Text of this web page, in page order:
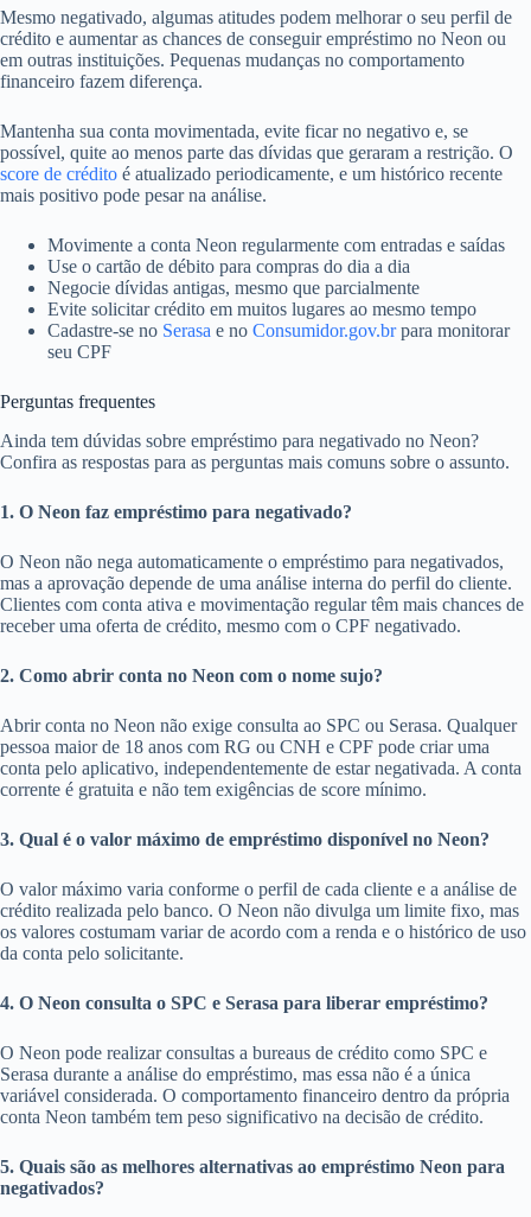
Mesmo negativado, algumas atitudes podem melhorar o seu perfil de
crédito e aumentar as chances de conseguir empréstimo no Neon ou
em outras instituições. Pequenas mudanças no comportamento
financeiro fazem diferença.
Mantenha sua conta movimentada, evite ficar no negativo e, se
possível, quite ao menos parte das dívidas que geraram a restrição. O
score de crédito é atualizado periodicamente, e um histórico recente
mais positivo pode pesar na análise.
Movimente a conta Neon regularmente com entradas e saídas
Use o cartão de débito para compras do dia a dia
Negocie dívidas antigas, mesmo que parcialmente
Evite solicitar crédito em muitos lugares ao mesmo tempo
Cadastre-se no Serasa e no Consumidor.gov.brpara monitorar
seu CPF
Perguntas frequentes
Ainda tem dúvidas sobre empréstimo para negativado no Neon?
Confira as respostas para as perguntas mais comuns sobre o assunto.
1. O Neon faz empréstimo para negativado?
O Neon não nega automaticamente o empréstimo para negativados,
mas a aprovação depende de uma análise interna do perfil do cliente.
Clientes com conta ativa e movimentação regular têm mais chances de
receber uma oferta de crédito, mesmo com o CPF negativado.
2. Como abrir conta no Neon com o nome sujo?
Abrir conta no Neon não exige consulta ao SPC ou Serasa. Qualquer
pessoa maior de 18 anos com RG ou CNH e CPF pode criar uma
conta pelo aplicativo, independentemente de estar negativada. A conta
corrente é gratuita e não tem exigências de score mínimo.
3. Qual é o valor máximo de empréstimo disponível no Neon?
O valor máximo varia conforme o perfil de cada cliente e a análise de
crédito realizada pelo banco. O Neon não divulga um limite fixo, mas
os valores costumam variar de acordo com a renda e o histórico de uso
da conta pelo solicitante.
4. O Neon consulta o SPC e Serasa para liberar empréstimo?
O Neon pode realizar consultas a bureaus de crédito como SPC e
Serasa durante a análise do empréstimo, mas essa não é a única
variável considerada. O comportamento financeiro dentro da própria
conta Neon também tem peso significativo na decisão de crédito.
5. Quais são as melhores alternativas ao empréstimo Neon para
negativados?